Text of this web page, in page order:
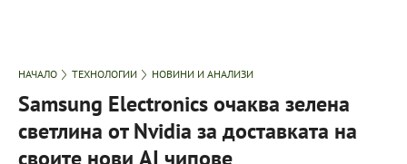
НАЧАЛО ТЕХНОЛОГИИ НОВИНИ И АНАЛИЗИ
Samsung Electronics очаква зелена
светлина от Nvidia за доставката на
своите нови AI чипове